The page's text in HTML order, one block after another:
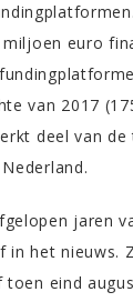
euro
van 2017
deel van de
jaren
in het nieuws.
eind